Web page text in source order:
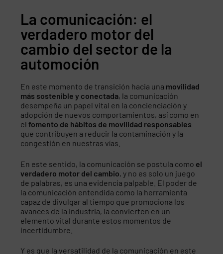
La comunicación: el
verdadero motor del
cambio del sector de la
automoción
En este momento de transición hacia una movilidad
más sostenible y conectada, la comunicación
desempeña un papel vital en la concienciación y
adopción de nuevos comportamientos, así como en
elfomento de hábitos de movilidad responsables
que contribuyen a reducir la contaminación y la
congestión en nuestras vías.
En este sentido, la comunicación se postula como el
verdadero motor del cambio, y no es solo un juego
de palabras, es una evidencia palpable. El poder de
la comunicación entendida como la herramienta
capaz de divulgar al tiempo que promociona los
avances de la industria, la convierten en un
elemento vital durante estos momentos de
incertidumbre.
Y es que la versatilidad de la comunicación en este